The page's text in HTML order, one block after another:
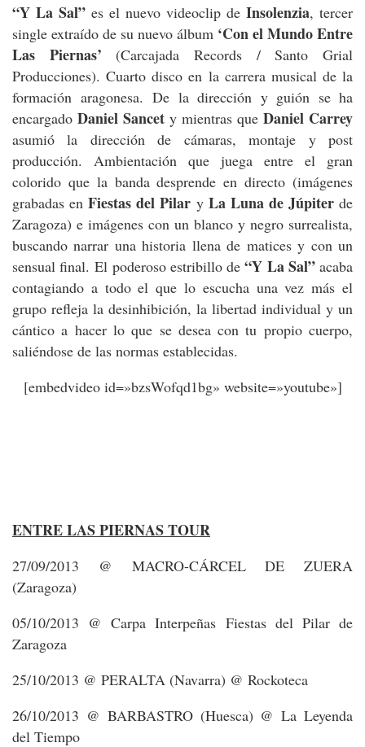
“Y La Sal” es el nuevo videoclip de Insolenzia, tercer
single extraído de su nuevo álbum ‘Con el Mundo Entre
Las Piernas’ (Carcajada Records / Santo Grial
Producciones). Cuarto disco en la carrera musical de la
formación aragonesa. De la dirección y guión se ha
encargado Daniel Sancet y mientras que Daniel Carrey
asumió la dirección de cámaras, montaje y post
producción. Ambientación que juega entre el gran
colorido que la banda desprende en directo (imágenes
grabadas enFiestas del Pilar y La Luna de Júpiterde
Zaragoza) e imágenes con un blanco y negro surrealista,
buscando narrar una historia llena de matices y con un
sensual final. El poderoso estribillo de“Y La Sal”acaba
contagiando a todo el que lo escucha una vez más el
grupo refleja la desinhibición, la libertad individual y un
cántico a hacer lo que se desea con tu propio cuerpo,
saliéndose de las normas establecidas.
[embedvideo id=»bzsWofqd1bg» website=»youtube»]
ENTRE LAS PIERNAS TOUR
27/09/2013 @ MACRO-CÁRCEL DE ZUERA
(Zaragoza)
05/10/2013 @ Carpa Interpeñas Fiestas del Pilar de
Zaragoza
25/10/2013 @ PERALTA (Navarra) @ Rockoteca
26/10/2013 @ BARBASTRO (Huesca) @ La Leyenda
del Tiempo